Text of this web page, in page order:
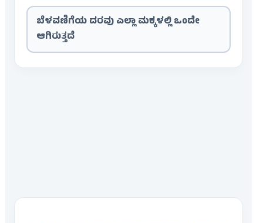
ಬೆಳವಣಿಗೆಯ ದರವು ಎಲ್ಲಾ ಮಕ್ಕಳಲ್ಲಿ ಒಂದೇ
ಆಗಿರುತ್ತದೆ